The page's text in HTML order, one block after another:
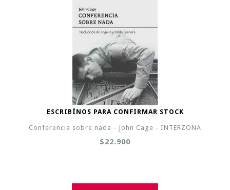
ESCRIBÍNOS PARA CONFIRMAR STOCK
Conferencia sobre nada - John Cage - INTERZONA
$22.900